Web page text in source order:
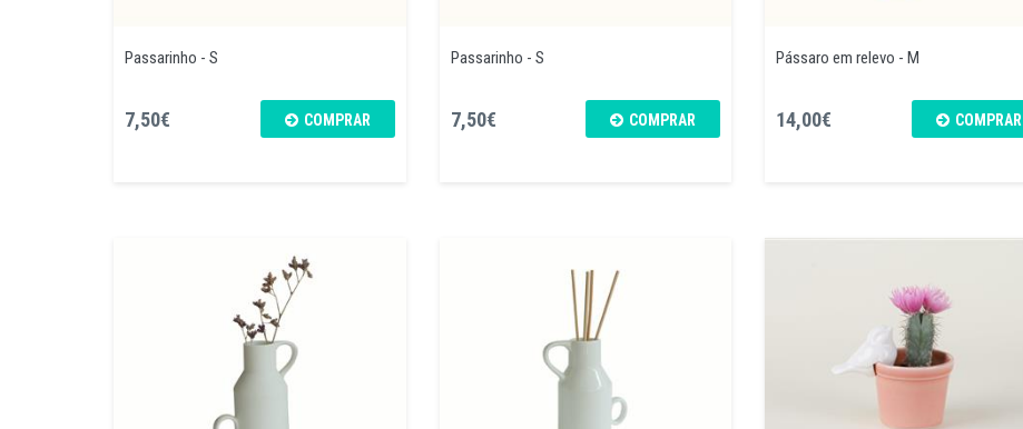
Passarinho - S
7,50€ COMPRAR
Passarinho - S
7,50€ COMPRAR
Pássaro em relevo - M
14,00€ COMPRAR